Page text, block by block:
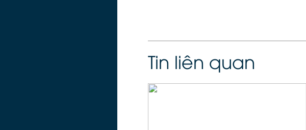
Tin liên quan